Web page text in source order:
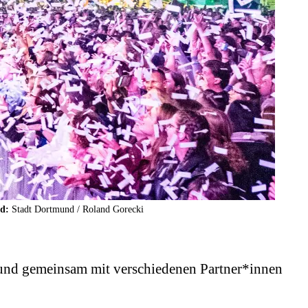
Stadt Dortmund / Roland Gorecki
gemeinsam mit verschiedenen Partner*innen